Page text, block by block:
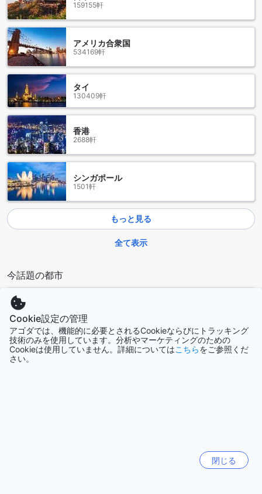
159155軒
アメリカ合衆国
534169軒
タイ
130409軒
香港
2688軒
シンガポール
1501軒
もっと見る
全て表示
今話題の都市
インドネシア
ソウル
Cookie設定の管理
アゴダでは、機能的に必要とされるCookieならびにトラッキング
技術のみを使用しています。分析やマーケティングのための
Cookieは使用していません。詳細についてはこちらをご参照くだ
さい。
閉じる